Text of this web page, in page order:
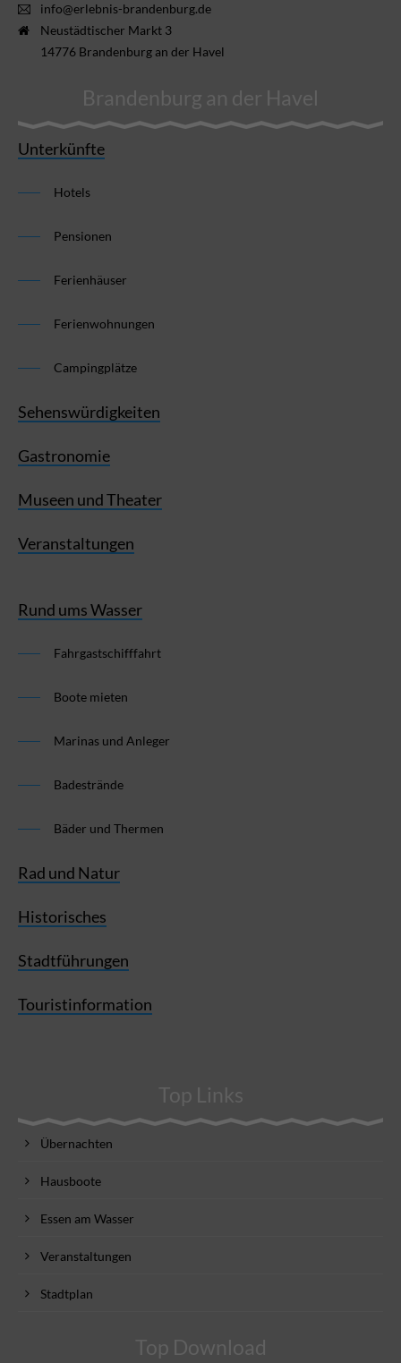
info@erlebnis-brandenburg.de
Neustädtischer Markt 3
14776 Brandenburg an der Havel
Brandenburg an der Havel
Unterkünfte
Hotels
Pensionen
Ferienhäuser
Ferienwohnungen
Campingplätze
Sehenswürdigkeiten
Gastronomie
Museen und Theater
Veranstaltungen
Rund ums Wasser
Fahrgastschifffahrt
Boote mieten
Marinas und Anleger
Badestrände
Bäder und Thermen
Rad und Natur
Historisches
Stadtführungen
Touristinformation
Top Links
Übernachten
Hausboote
Essen am Wasser
Veranstaltungen
Stadtplan
Top Download